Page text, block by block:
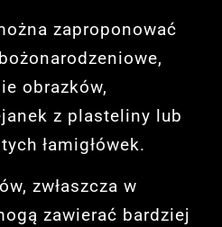
zaproponować
obrazków,
z plasteliny lub
łamigłówek.
zwłaszcza w
zawierać bardziej